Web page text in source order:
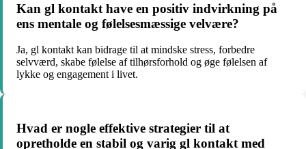
Kan gl kontakt have en positiv indvirkning på
ens mentale og følelsesmæssige velvære?
Ja, gl kontakt kan bidrage til at mindske stress, forbedre
selvværd, skabe følelse af tilhørsforhold og øge følelsen af
lykke og engagement i livet.
Hvad er nogle effektive strategier til at
opretholde en stabil og varig gl kontakt med